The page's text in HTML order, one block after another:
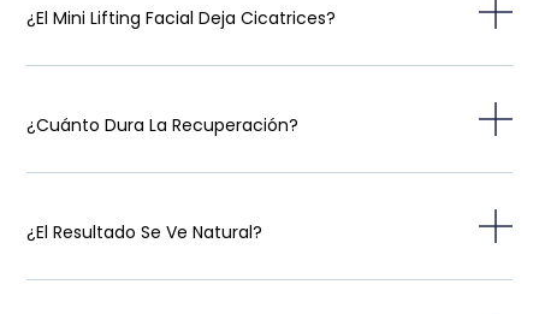
¿El Mini Lifting Facial Deja Cicatrices?
¿Cuánto Dura La Recuperación?
¿El Resultado Se Ve Natural?